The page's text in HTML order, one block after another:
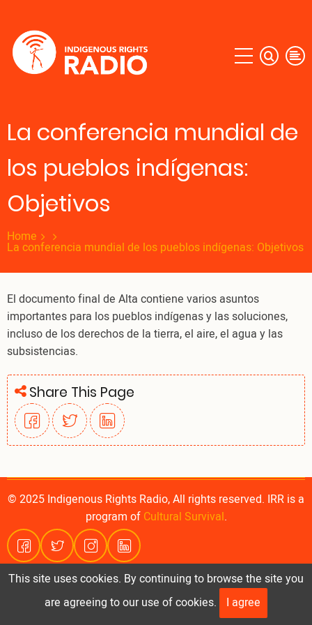
main
content
La conferencia mundial de
los pueblos indígenas:
Objetivos
Home
La conferencia mundial de los pueblos indígenas: Objetivos
El documento final de Alta contiene varios asuntos
importantes para los pueblos indígenas y las soluciones,
incluso de los derechos de la tierra, el aire, el agua y las
subsistencias.
Share This Page
© 2025 Indigenous Rights Radio, All rights reserved. IRR is a
program of Cultural Survival.
This site uses cookies. By continuing to browse the site you
are agreeing to our use of cookies.
I agree